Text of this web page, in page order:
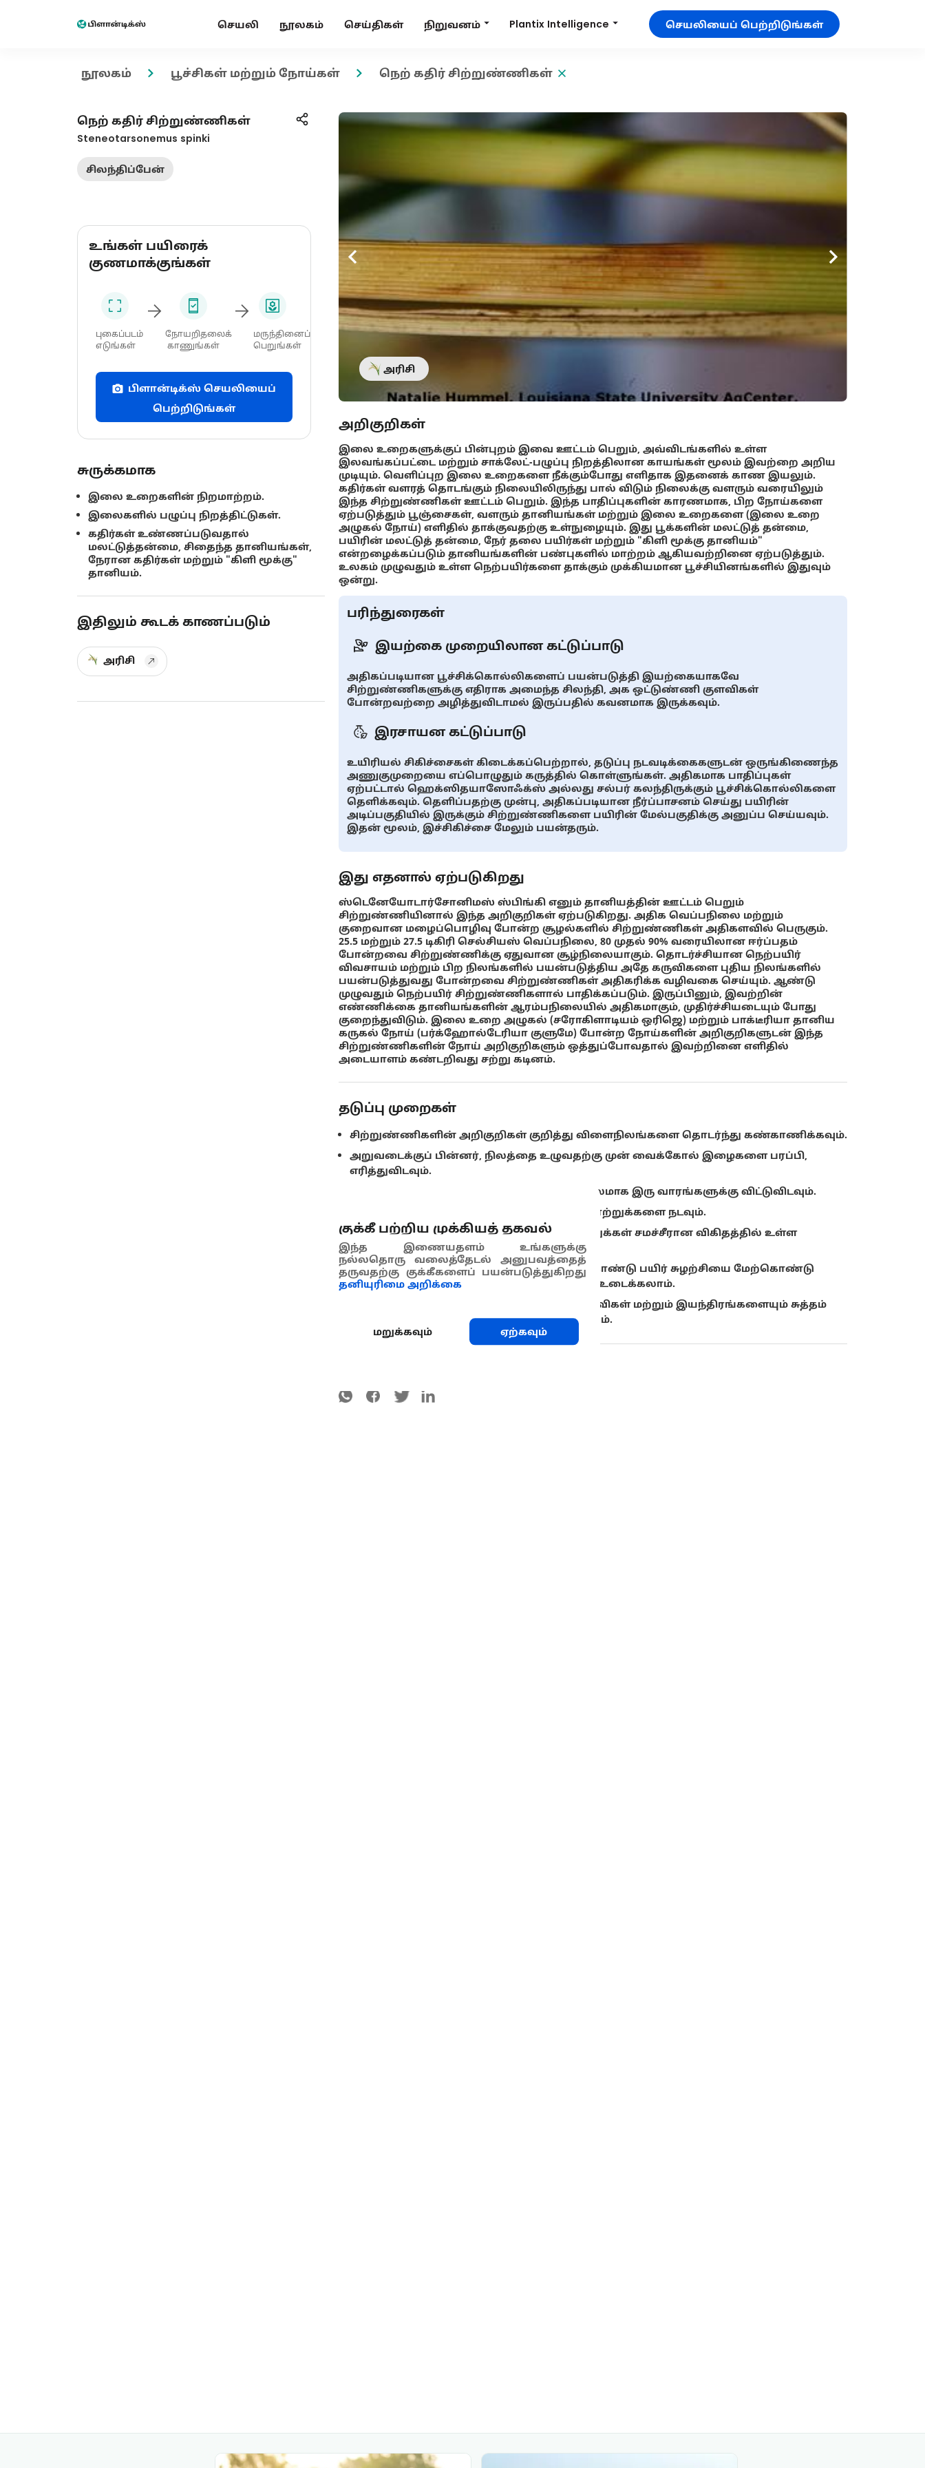
செயலி நூலகம் செய்திகள் நிறுவனம் Plantix Intelligence செயலியைப் பெற்றிடுங்கள்
நூலகம் பூச்சிகள் மற்றும் நோய்கள் நெற் கதிர் சிற்றுண்ணிகள்
நெற் கதிர் சிற்றுண்ணிகள்
Steneotarsonemus spinki
சிலந்திப்பேன்
உங்கள் பயிரைக்
குணமாக்குங்கள்
புகைப்படம்
எடுங்கள்
நோயறிதலைக்
காணுங்கள்
மருந்தினைப்
பெறுங்கள்
பிளான்டிக்ஸ் செயலியைப்
பெற்றிடுங்கள்
சுருக்கமாக
இலை உறைகளின் நிறமாற்றம்.
இலைகளில் பழுப்பு நிறத்திட்டுகள்.
கதிர்கள் உண்ணப்படுவதால்
மலட்டுத்தன்மை, சிதைந்த தானியங்கள்,
நேரான கதிர்கள் மற்றும் "கிளி மூக்கு"
தானியம்.
இதிலும் கூடக் காணப்படும்
அரிசி
அரிசி
அறிகுறிகள்
இலை உறைகளுக்குப் பின்புறம் இவை ஊட்டம் பெறும், அவ்விடங்களில் உள்ள
இலவங்கப்பட்டை மற்றும் சாக்லேட்-பழுப்பு நிறத்திலான காயங்கள் மூலம் இவற்றை அறிய
முடியும். வெளிப்புற இலை உறைகளை நீக்கும்போது எளிதாக இதனைக் காண இயலும்.
கதிர்கள் வளரத் தொடங்கும் நிலையிலிருந்து பால் விடும் நிலைக்கு வளரும் வரையிலும்
இந்த சிற்றுண்ணிகள் ஊட்டம் பெறும். இந்த பாதிப்புகளின் காரணமாக, பிற நோய்களை
ஏற்படுத்தும் பூஞ்சைகள், வளரும் தானியங்கள் மற்றும் இலை உறைகளை (இலை உறை
அழுகல் நோய்) எளிதில் தாக்குவதற்கு உள்நுழையும். இது பூக்களின் மலட்டுத் தன்மை,
பயிரின் மலட்டுத் தன்மை, நேர் தலை பயிர்கள் மற்றும் "கிளி மூக்கு தானியம்"
என்றழைக்கப்படும் தானியங்களின் பண்புகளில் மாற்றம் ஆகியவற்றினை ஏற்படுத்தும்.
உலகம் முழுவதும் உள்ள நெற்பயிர்களை தாக்கும் முக்கியமான பூச்சியினங்களில் இதுவும்
ஒன்று.
பரிந்துரைகள்
இயற்கை முறையிலான கட்டுப்பாடு
அதிகப்படியான பூச்சிக்கொல்லிகளைப் பயன்படுத்தி இயற்கையாகவே
சிற்றுண்ணிகளுக்கு எதிராக அமைந்த சிலந்தி, அக ஒட்டுண்ணி குளவிகள்
போன்றவற்றை அழித்துவிடாமல் இருப்பதில் கவனமாக இருக்கவும்.
இரசாயன கட்டுப்பாடு
உயிரியல் சிகிச்சைகள் கிடைக்கப்பெற்றால், தடுப்பு நடவடிக்கைகளுடன் ஒருங்கிணைந்த
அணுகுமுறையை எப்பொழுதும் கருத்தில் கொள்ளுங்கள். அதிகமாக பாதிப்புகள்
ஏற்பட்டால் ஹெக்ஸிதயாஸோஃக்ஸ் அல்லது சல்பர் கலந்திருக்கும் பூச்சிக்கொல்லிகளை
தெளிக்கவும். தெளிப்பதற்கு முன்பு, அதிகப்படியான நீர்ப்பாசனம் செய்து பயிரின்
அடிப்பகுதியில் இருக்கும் சிற்றுண்ணிகளை பயிரின் மேல்பகுதிக்கு அனுப்ப செய்யவும்.
இதன் மூலம், இச்சிகிச்சை மேலும் பயன்தரும்.
இது எதனால் ஏற்படுகிறது
ஸ்டெனேயோடார்சோனிமஸ் ஸ்பிங்கி எனும் தானியத்தின் ஊட்டம் பெறும்
சிற்றுண்ணியினால் இந்த அறிகுறிகள் ஏற்படுகிறது. அதிக வெப்பநிலை மற்றும்
குறைவான மழைப்பொழிவு போன்ற சூழல்களில் சிற்றுண்ணிகள் அதிகளவில் பெருகும்.
25.5 மற்றும் 27.5 டிகிரி செல்சியஸ் வெப்பநிலை, 80 முதல் 90% வரையிலான ஈர்ப்பதம்
போன்றவை சிற்றுண்ணிக்கு ஏதுவான சூழ்நிலையாகும். தொடர்ச்சியான நெற்பயிர்
விவசாயம் மற்றும் பிற நிலங்களில் பயன்படுத்திய அதே கருவிகளை புதிய நிலங்களில்
பயன்படுத்துவது போன்றவை சிற்றுண்ணிகள் அதிகரிக்க வழிவகை செய்யும். ஆண்டு
முழுவதும் நெற்பயிர் சிற்றுண்ணிகளால் பாதிக்கப்படும். இருப்பினும், இவற்றின்
எண்ணிக்கை தானியங்களின் ஆரம்பநிலையில் அதிகமாகும், முதிர்ச்சியடையும் போது
குறைந்துவிடும். இலை உறை அழுகல் (சரோகிளாடியம் ஒரிஜெ) மற்றும் பாக்டீரியா தானிய
கருகல் நோய் (பர்க்ஹோல்டேரியா குளுமே) போன்ற நோய்களின் அறிகுறிகளுடன் இந்த
சிற்றுண்ணிகளின் நோய் அறிகுறிகளும் ஒத்துப்போவதால் இவற்றினை எளிதில்
அடையாளம் கண்டறிவது சற்று கடினம்.
தடுப்பு முறைகள்
சிற்றுண்ணிகளின் அறிகுறிகள் குறித்து விளைநிலங்களை தொடர்ந்து கண்காணிக்கவும்.
அறுவடைக்குப் பின்னர், நிலத்தை உழுவதற்கு முன் வைக்கோல் இழைகளை பரப்பி,
எரித்துவிடவும்.
அறுவடைக்குப் பின்னர் நிலத்தினை தரிசு நிலமாக இரு வாரங்களுக்கு விட்டுவிடவும்.
அதிகப்படியான அடர்த்தியுடன் வரிசையாக நாற்றுக்களை நடவும்.
தழைச்சத்து, மணிச்சத்து மற்றும் சாம்பல்சத்துக்கள் சமச்சீரான விகிதத்தில் உள்ள
வளமான மணலை உபயோகிக்கவும்.
பீன்ஸ் அல்லது பயறுவகை தாவரங்களை கொண்டு பயிர் சுழற்சியை மேற்கொண்டு
சிற்றுண்ணிகளின் வாழ்க்கை சுழற்சியினை உடைக்கலாம்.
விவசாயத்தில் பயன்படுத்தும் அனைத்து கருவிகள் மற்றும் இயந்திரங்களையும் சுத்தம்
மற்றும் சுகாதாரத்துடன் பயன்படுத்த வேண்டும்.
குக்கீ பற்றிய முக்கியத் தகவல்
இந்த இணையதளம் உங்களுக்கு
நல்லதொரு வலைத்தேடல் அனுபவத்தைத்
தருவதற்கு குக்கீகளைப் பயன்படுத்துகிறது
தனியுரிமை அறிக்கை
மறுக்கவும் ஏற்கவும்